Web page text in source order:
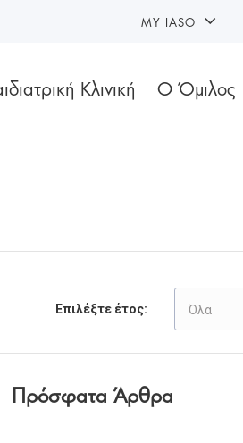
Κλινική Ο Όμιλος
MY IASO
Επιλέξτε έτος: Όλα
Πρόσφατα Άρθρα